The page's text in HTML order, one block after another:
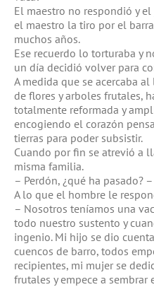
El maestro no respondió y
el maestro la tiro por el
muchos años.
Ese recuerdo lo torturaba y
un día decidió volver para
A medida que se acercaba
de flores y arboles frutales,
totalmente reformada y
encogiendo el corazón
tierras para poder subsistir.
Cuando por fin se atrevió a
misma familia.
– Perdón, ¿qué ha pasado?
A lo que el hombre le
– Nosotros teníamos una
todo nuestro sustento y
ingenio. Mi hijo se dio
cuencos de barro, todos
recipientes, mi mujer se
frutales y empece a